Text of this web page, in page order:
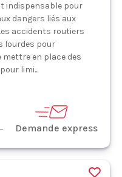
indispensable pour
dangers liés aux
accidents routiers
lourdes pour
mettre en place des
limi...
Demande express